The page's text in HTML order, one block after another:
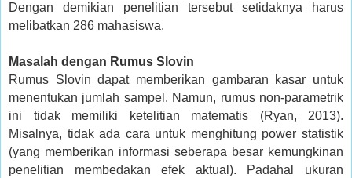
Dengan demikian penelitian tersebut setidaknya harus
melibatkan 286 mahasiswa.
Masalah dengan Rumus Slovin
Rumus Slovin dapat memberikan gambaran kasar untuk
menentukan jumlah sampel. Namun, rumus non-parametrik
ini tidak memiliki ketelitian matematis (Ryan, 2013).
Misalnya, tidak ada cara untuk menghitung power statistik
(yang memberikan informasi seberapa besar kemungkinan
penelitian membedakan efek aktual). Padahal ukuran